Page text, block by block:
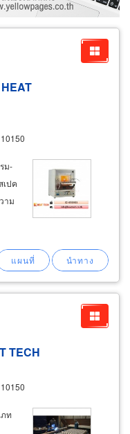
ม-
เปค
าม
ม
TECH
ท